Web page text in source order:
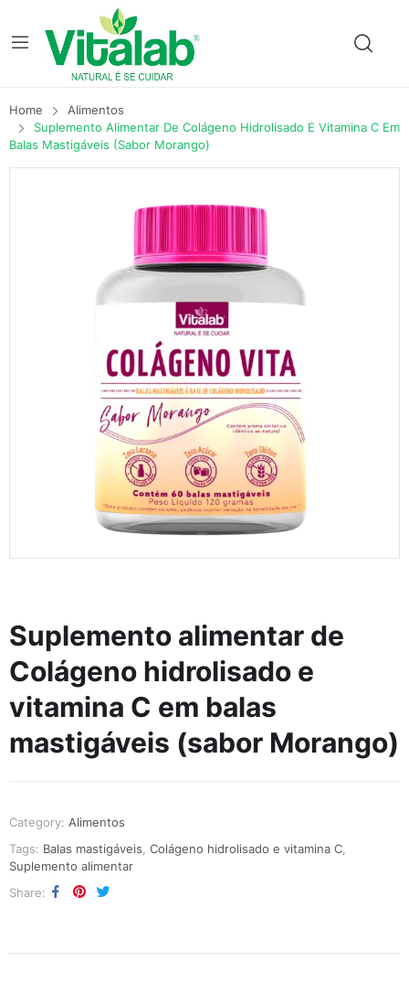
Home
Alimentos
Suplemento Alimentar De Colágeno Hidrolisado E Vitamina C Em
Balas Mastigáveis (sabor Morango)
Suplemento alimentar de
Colágeno hidrolisado e
vitamina C em balas
mastigáveis (sabor Morango)
Category: Alimentos
Tags: Balas mastigáveis Colágeno hidrolisado e vitamina C
Suplemento alimentar
Share